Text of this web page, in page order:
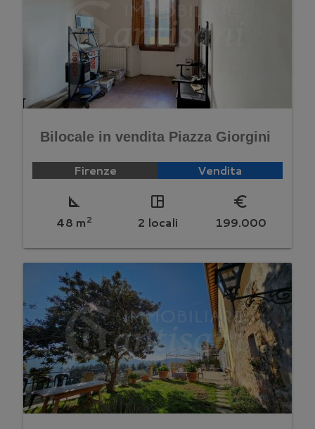
Bilocale in vendita Piazza Giorgini
Firenze Vendita
square_foot
48 m2
space_dashboard
2 locali
euro_symbol
199.000